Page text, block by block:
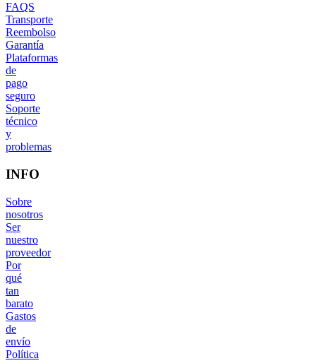
FAQS
Transporte
Reembolso
Garantía
Plataformas
de
pago
seguro
Soporte
técnico
y
problemas
INFO
Sobre
nosotros
Ser
nuestro
proveedor
Por
qué
tan
barato
Gastos
de
envío
Política